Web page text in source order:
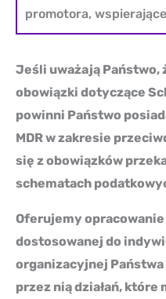
promotora,
Jeśli uważają Państwo,
obowiązki dotyczące
powinni Państwo
MDR w zakresie
się z obowiązków
schematach
Oferujemy opracowanie
dostosowanej do
organizacyjnej
przez nią działań, które